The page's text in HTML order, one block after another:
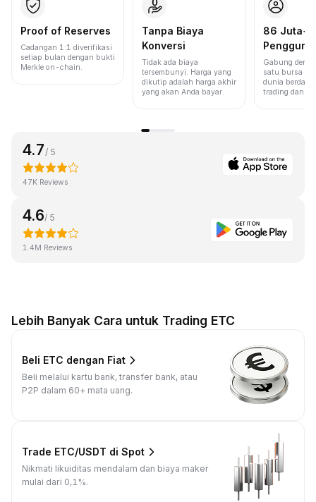
Proof of Reserves
Cadangan 1:1 diverifikasi
setiap bulan dengan bukti
Merkle on-chain.
Tanpa Biaya
Konversi
Tidak ada biaya
tersembunyi. Harga yang
dikutip adalah harga akhir
yang akan Anda bayar.
86 Juta+
Pengguna
Gabung
satu bursa
dunia
trading dan
4.7 / 5
47K Reviews
4.6/ 5
1.4M Reviews
Lebih Banyak Cara untuk Trading ETC
Beli ETC dengan Fiat
Beli melalui kartu bank, transfer bank, atau
P2P dalam 60+ mata uang.
Trade ETC/USDT di Spot
Nikmati likuiditas mendalam dan biaya maker
mulai dari 0,1%.